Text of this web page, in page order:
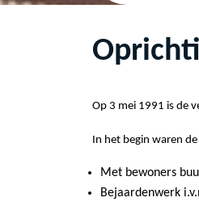
Op 3 mei 1991 is de
In het begin waren
Met bewoners
Bejaardenwerk